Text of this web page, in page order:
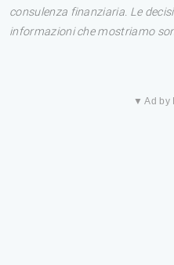
consulenza finanziaria. Le
informazioni che mostriamo
▼ Ad by